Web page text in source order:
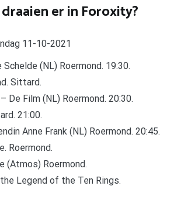
er in Foroxity?
11-10-2021
Schelde (NL) Roermond. 19:30.
Sittard.
De Film (NL) Roermond. 20:30.
21:00.
Anne Frank (NL) Roermond. 20:45.
Roermond.
(Atmos) Roermond.
Legend of the Ten Rings.